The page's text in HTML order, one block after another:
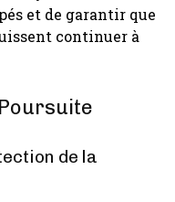
et de garantir que
continuer à
de la